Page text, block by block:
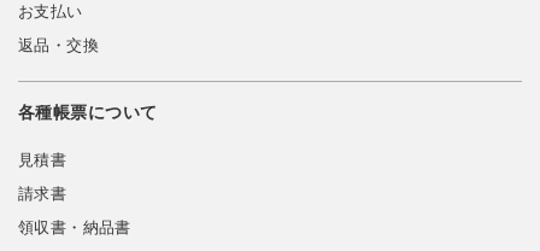
お支払い
返品・交換
各種帳票について
見積書
請求書
領収書・納品書